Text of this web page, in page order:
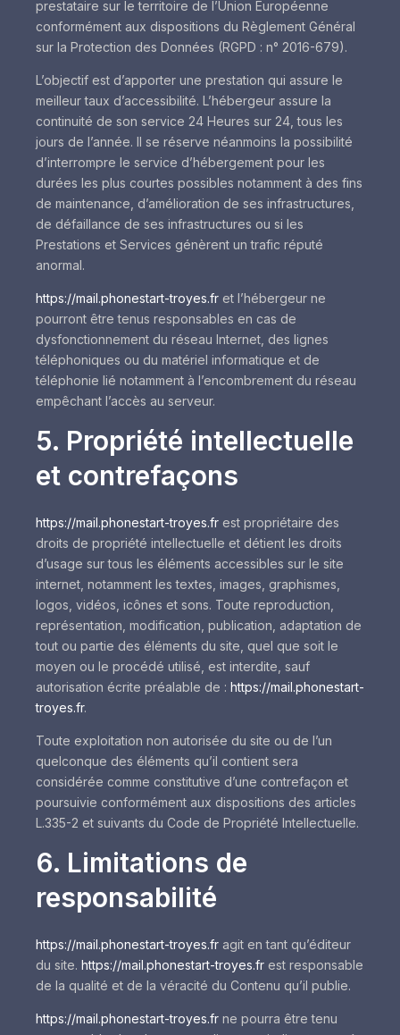
prestataire sur le territoire de l’Union Européenne
conformément aux dispositions du Règlement Général
sur la Protection des Données (RGPD : n° 2016-679).
L’objectif est d’apporter une prestation qui assure le
meilleur taux d’accessibilité. L’hébergeur assure la
continuité de son service 24 Heures sur 24, tous les
jours de l’année. Il se réserve néanmoins la possibilité
d’interrompre le service d’hébergement pour les
durées les plus courtes possibles notamment à des fins
de maintenance, d’amélioration de ses infrastructures,
de défaillance de ses infrastructures ou si les
Prestations et Services génèrent un trafic réputé
anormal.
https://mail.phonestart-troyes.fr et l’hébergeur ne
pourront être tenus responsables en cas de
dysfonctionnement du réseau Internet, des lignes
téléphoniques ou du matériel informatique et de
téléphonie lié notamment à l’encombrement du réseau
empêchant l’accès au serveur.
5. Propriété intellectuelle
et contrefaçons
https://mail.phonestart-troyes.fr est propriétaire des
droits de propriété intellectuelle et détient les droits
d’usage sur tous les éléments accessibles sur le site
internet, notamment les textes, images, graphismes,
logos, vidéos, icônes et sons. Toute reproduction,
représentation, modification, publication, adaptation de
tout ou partie des éléments du site, quel que soit le
moyen ou le procédé utilisé, est interdite, sauf
autorisation écrite préalable de : https://mail.phonestart-
troyes.fr.
Toute exploitation non autorisée du site ou de l’un
quelconque des éléments qu’il contient sera
considérée comme constitutive d’une contrefaçon et
poursuivie conformément aux dispositions des articles
L.335-2 et suivants du Code de Propriété Intellectuelle.
6. Limitations de
responsabilité
https://mail.phonestart-troyes.fr agit en tant qu’éditeur
du site. https://mail.phonestart-troyes.fr est responsable
de la qualité et de la véracité du Contenu qu’il publie.
https://mail.phonestart-troyes.fr ne pourra être tenu